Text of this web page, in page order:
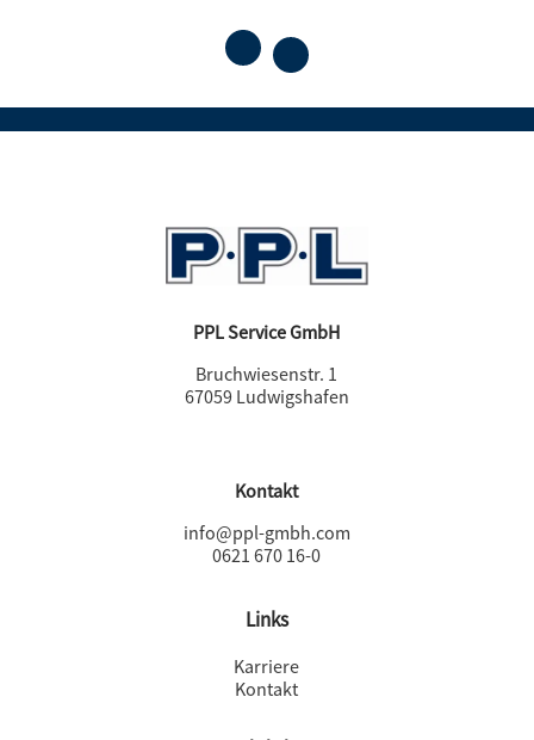
PPL Service GmbH
Bruchwiesenstr. 1
67059 Ludwigshafen
Kontakt
info@ppl-gmbh.com
0621 670 16-0
Links
Karriere
Kontakt